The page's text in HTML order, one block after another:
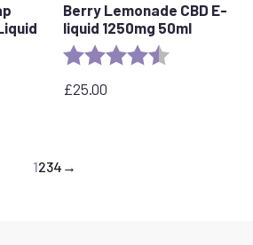
out of 5 stars
Berry Lemonade CBD E-
liquid 1250mg 50ml
Beoordeling:
£25.00
1234 →